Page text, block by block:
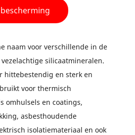
naam voor verschillende in de
silicaatmineralen.
hittebestendig en sterk en
voor thermisch
omhulsels en coatings,
asbesthoudende
isolatiemateriaal en ook